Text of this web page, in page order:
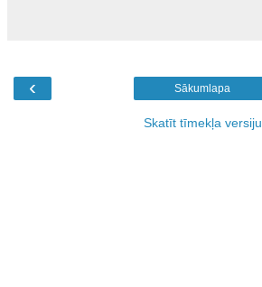
‹ Sākumlapa
Skatīt tīmekļa versiju